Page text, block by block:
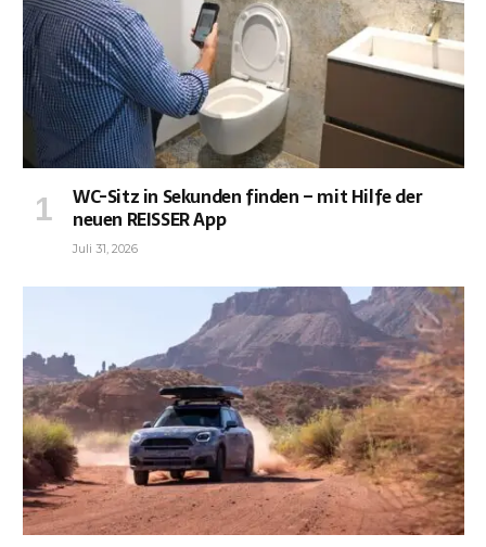
WC-Sitz in Sekunden finden – mit Hilfe der
neuen REISSER App
Juli 31, 2026